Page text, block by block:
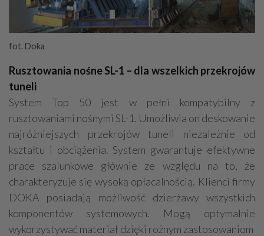
fot. Doka
Rusztowania nośne SL-1 – dla wszelkich przekrojów
tuneli
System Top 50 jest w pełni kompatybilny z
rusztowaniami nośnymi SL-1. Umożliwia on deskowanie
najróżniejszych przekrojów tuneli niezależnie od
kształtu i obciążenia. System gwarantuje efektywne
prace szalunkowe głównie ze względu na to, że
charakteryzuje się wysoką opłacalnością. Klienci firmy
DOKA posiadają możliwość dzierżawy wszystkich
komponentów systemowych. Mogą optymalnie
wykorzystywać materiał dzięki rożnym zastosowaniom